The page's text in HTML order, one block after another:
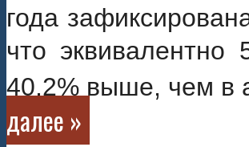
года
что
40,2% выше, чем в
далее »